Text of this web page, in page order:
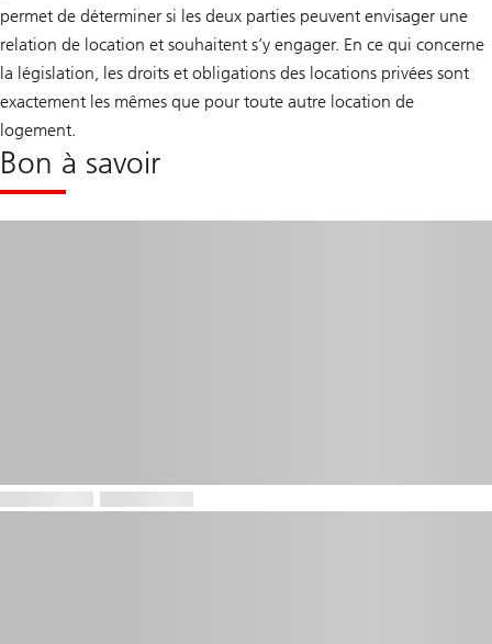
permet de déterminer si les deux parties peuvent envisager une
relation de location et souhaitent s’y engager. En ce qui concerne
la législation, les droits et obligations des locations privées sont
exactement les mêmes que pour toute autre location de
logement.
Bon à savoir